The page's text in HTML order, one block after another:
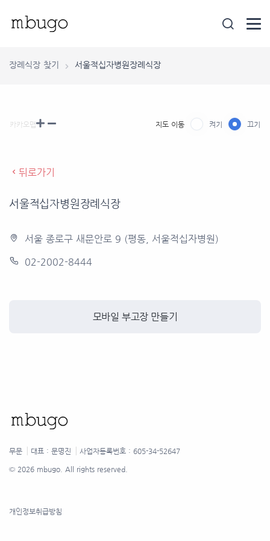
장례식장 찾기 서울적십자병원장례식장
카카오맵 끄기
켜기
지도 이동
뒤로가기
서울적십자병원장례식장
서울 종로구 새문안로 9 (평동, 서울적십자병원)
02-2002-8444
모바일 부고장 만들기
무문 대표 : 문명진
사업자등록번호 : 605-34-52647
© 2026 mbugo. All rights reserved.
개인정보취급방침